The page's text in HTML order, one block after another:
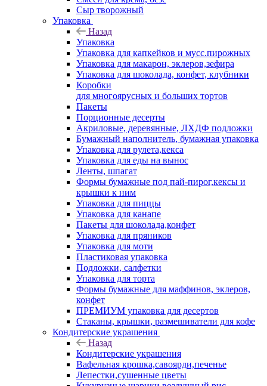
Сыр творожный
Упаковка
Назад
Упаковка
Упаковка для капкейков и мусс.пирожных
Упаковка для макарон, эклеров,зефира
Упаковка для шоколада, конфет, клубники
Коробки
для многоярусных и больших тортов
Пакеты
Порционные десерты
Акриловые, деревянные, ЛХДФ подложки
Бумажный наполнитель, бумажная упаковка
Упаковка для рулета,кекса
Упаковка для еды на вынос
Ленты, шпагат
Формы бумажные под пай-пирог,кексы и
крышки к ним
Упаковка для пиццы
Упаковка для канапе
Пакеты для шоколада,конфет
Упаковка для пряников
Упаковка для моти
Пластиковая упаковка
Подложки, салфетки
Упаковка для торта
Формы бумажные для маффинов, эклеров,
конфет
ПРЕМИУМ упаковка для десертов
Стаканы, крышки, размешиватели для кофе
Кондитерские украшения
Назад
Кондитерские украшения
Вафельная крошка,савоярди,печенье
Лепестки,сушенные цветы